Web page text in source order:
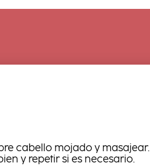
cabello mojado y masajear.
y repetir si es necesario.